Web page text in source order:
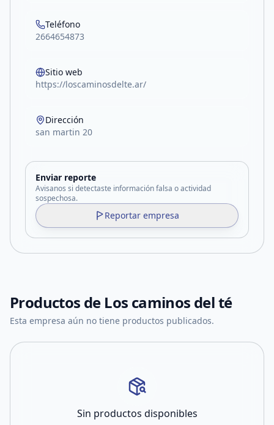
Teléfono
2664654873
Sitio web
https://loscaminosdelte.ar/
Dirección
san martin 20
Enviar reporte
Avisanos si detectaste información falsa o actividad
sospechosa.
Reportar empresa
Productos de Los caminos del té
Esta empresa aún no tiene productos publicados.
Sin productos disponibles